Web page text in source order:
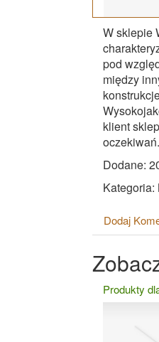
W sklepie
pod
między
klient
oczekiwań.
Dodane:
Dodaj
Produkty